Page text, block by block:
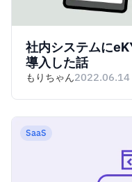
社内システムに
導入した話
もりちゃん2022.06.14
SaaS